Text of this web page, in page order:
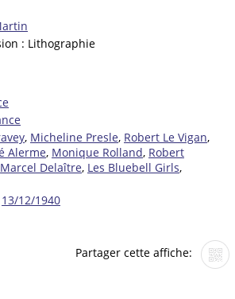
: Lithographie
, Micheline Presle, Robert Le Vigan,
Alerme, Monique Rolland, Robert
Marcel Delaître, Les Bluebell Girls,
13/12/1940
Partager cette affiche: